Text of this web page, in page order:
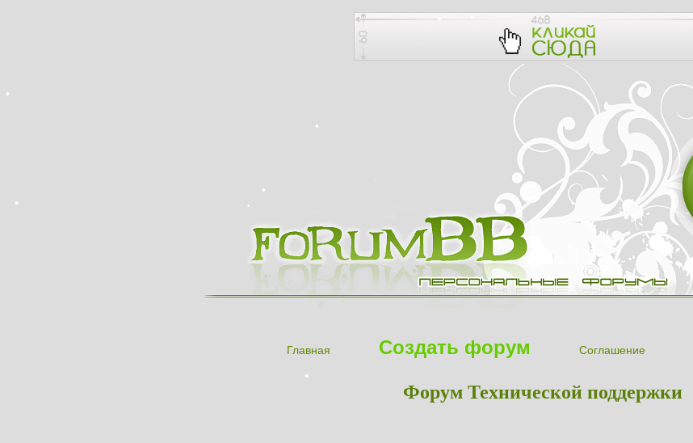
Главная Создать форум Соглашение
Форум Технической поддержки